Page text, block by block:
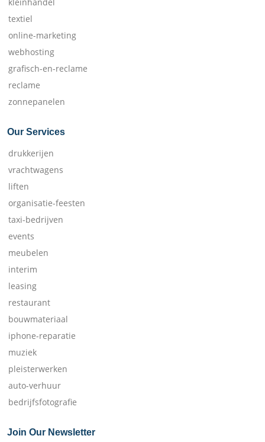
textiel
online-marketing
webhosting
grafisch-en-reclame
reclame
zonnepanelen
Our Services
drukkerijen
vrachtwagens
liften
organisatie-feesten
taxi-bedrijven
events
meubelen
interim
leasing
restaurant
bouwmateriaal
iphone-reparatie
muziek
pleisterwerken
auto-verhuur
bedrijfsfotografie
Join Our Newsletter